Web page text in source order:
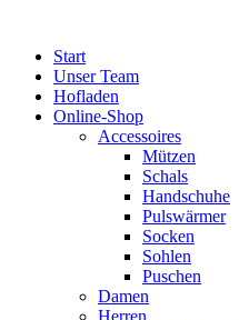
springenStart
Unser Team
Hofladen
Online-Shop
Accessoires
Mützen
Schals
Handschuhe
Pulswärmer
Socken
Sohlen
Puschen
Damen
Herren